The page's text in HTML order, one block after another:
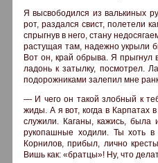
Я высвободился из валькиных
рот, раздался свист, полетели
спрыгнув в него, стану
растущая там, надежно укрыли
Вот он, край обрыва. Я прыгнул
ладонь к затылку, посмотрел.
подорожниками залепил мне
— И чего он такой злобный к
жиды. А я вот, когда в Карпатах
служили. Каганы, кажись,
рукопашные ходили. Ты хоть в
Корнилов, прибыл, лично
Вишь как: «братцы»! Ну, что